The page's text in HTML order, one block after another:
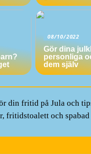
08/10/2022
Gör dina
personliga
dem själv
din fritid på Jula och
fritidstoalett och spabad